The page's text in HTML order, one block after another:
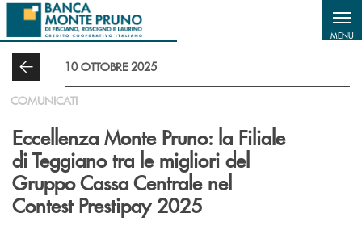
Salta al contenuto principale
MENU
10 OTTOBRE 2025
COMUNICATI
Eccellenza Monte Pruno: la Filiale
di Teggiano tra le migliori del
Gruppo Cassa Centrale nel
Contest Prestipay 2025